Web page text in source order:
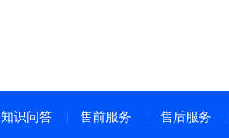
知识问答 售前服务 售后服务